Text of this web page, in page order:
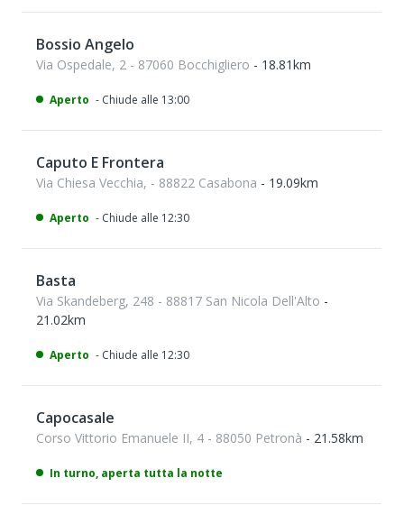
Bossio Angelo
Via Ospedale, 2 - 87060 Bocchigliero - 18.81km
Aperto - Chiude alle 13:00
Caputo E Frontera
Via Chiesa Vecchia, - 88822 Casabona - 19.09km
Aperto - Chiude alle 12:30
Basta
Via Skandeberg, 248 - 88817 San Nicola Dell'Alto -
21.02km
Aperto - Chiude alle 12:30
Capocasale
Corso Vittorio Emanuele II, 4 - 88050 Petronà - 21.58km
In turno, aperta tutta la notte